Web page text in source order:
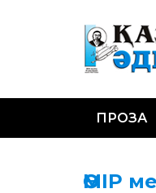
ПРОЗА
ӨМІР